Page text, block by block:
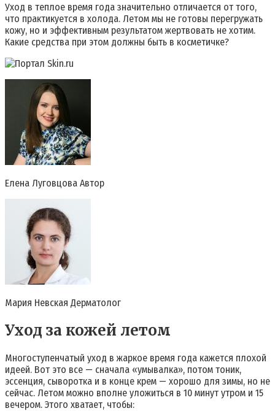
Уход в теплое время года значительно отличается от того,
что практикуется в холода. Летом мы не готовы перегружать
кожу, но и эффективным результатом жертвовать не хотим.
Какие средства при этом должны быть в косметичке?
Елена Луговцова Автор
Мария Невская Дерматолог
Уход за кожей летом
Многоступенчатый уход в жаркое время года кажется плохой
идеей. Вот это все — сначала «умывалка», потом тоник,
эссенция, сыворотка и в конце крем — хорошо для зимы, но не
сейчас. Летом можно вполне уложиться в 10 минут утром и 15
вечером. Этого хватает, чтобы: